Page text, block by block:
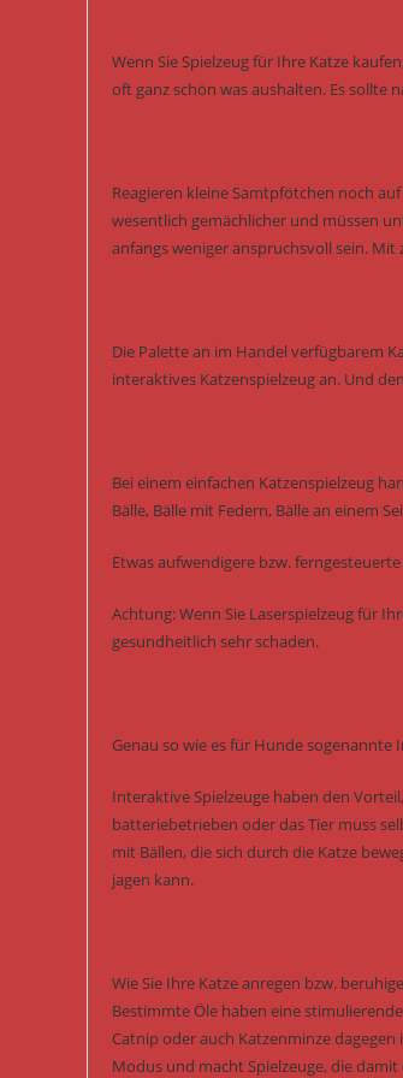
Wenn Sie Spielzeug für Ihre Katze
oft ganz schön was aushalten. Es sollte
Reagieren kleine Samtpfötchen noch
wesentlich gemächlicher und müssen
anfangs weniger anspruchsvoll sein.
Die Palette an im Handel verfügbarem
interaktives Katzenspielzeug an. Und
Bei einem einfachen Katzenspielzeug
Bälle, Bälle mit Federn, Bälle an einem
Etwas aufwendigere bzw.
Achtung: Wenn Sie Laserspielzeug für
gesundheitlich sehr schaden.
Genau so wie es für Hunde sogenannte
Interaktive Spielzeuge haben den
batteriebetrieben oder das Tier muss
mit Bällen, die sich durch die Katze
jagen kann.
Wie Sie Ihre Katze anregen bzw.
Bestimmte Öle haben eine
Catnip oder auch Katzenminze
Modus und macht Spielzeuge, die